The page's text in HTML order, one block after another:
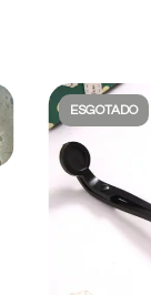
ESGOTADO